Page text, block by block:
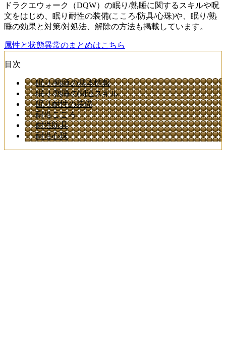
ドラクエウォーク（DQW）の眠り/熟睡に関するスキルや呪
文をはじめ、眠り耐性の装備(こころ/防具/心珠)や、眠り/熟
睡の効果と対策/対処法、解除の方法も掲載しています。
属性と状態異常のまとめはこちら
目次
眠り/熟睡の基本情報
眠り/熟睡の関連スキル
眠り耐性の装備
耐性こころ
耐性防具
耐性心珠